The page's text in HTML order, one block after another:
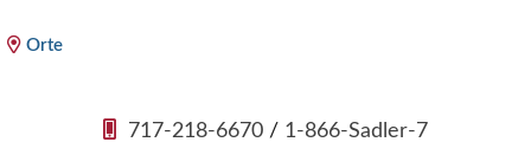
Orte
717-218-6670 / 1-866-Sadler-7